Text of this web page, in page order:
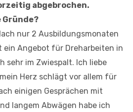
abgebrochen.
nur 2 Ausbildungsmonaten
ein Angebot für Dreharbeiten in
sehr im Zwiespalt. Ich liebe
Herz schlägt vor allem für
einigen Gesprächen mit
langem Abwägen habe ich